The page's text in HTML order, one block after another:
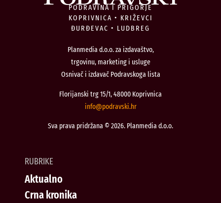
PODRAVINA I PRIGORJE
KOPRIVNICA • KRIŽEVCI
ĐURĐEVAC • LUDBREG
Planmedia d.o.o. za izdavaštvo,
trgovinu, marketing i usluge
Osnivač i izdavač Podravskoga lista
Florijanski trg 15/1, 48000 Koprivnica
rh.iksvardop
@ofni
Sva prava pridržana © 2026. Planmedia d.o.o.
RUBRIKE
Aktualno
Crna kronika